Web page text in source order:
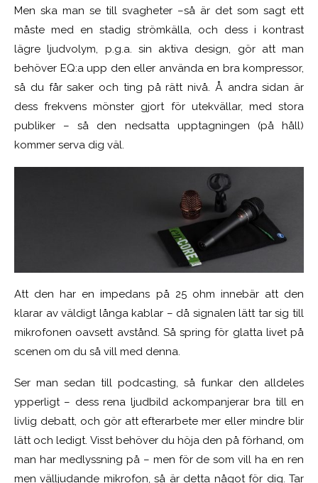
Men ska man se till svagheter –så är det som sagt ett
måste med en stadig strömkälla, och dess i kontrast
lägre ljudvolym, p.g.a. sin aktiva design, gör att man
behöver EQ:a upp den eller använda en bra kompressor,
så du får saker och ting på rätt nivå. Å andra sidan är
dess frekvens mönster gjort för utekvällar, med stora
publiker – så den nedsatta upptagningen (på håll)
kommer serva dig väl.
Att den har en impedans på 25 ohm innebär att den
klarar av väldigt långa kablar – då signalen lätt tar sig till
mikrofonen oavsett avstånd. Så spring för glatta livet på
scenen om du så vill med denna.
Ser man sedan till podcasting, så funkar den alldeles
ypperligt – dess rena ljudbild ackompanjerar bra till en
livlig debatt, och gör att efterarbete mer eller mindre blir
lätt och ledigt. Visst behöver du höja den på förhand, om
man har medlyssning på – men för de som vill ha en ren
men välljudande mikrofon, så är detta något för dig. Tar